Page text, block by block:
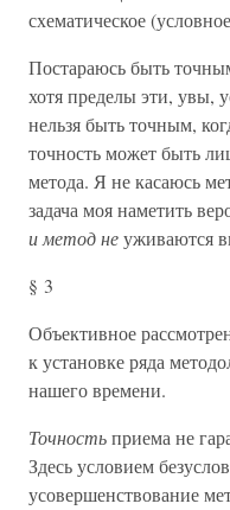
схематическое
Постараюсь быть
хотя пределы эти, увы,
нельзя быть точным,
точность может быть
метода. Я не касаюсь
задача моя наметить
и метод неуживаются
§ 3
Объективное
к установке ряда
нашего времени.
Точностьприема не
Здесь условием
усовершенствование